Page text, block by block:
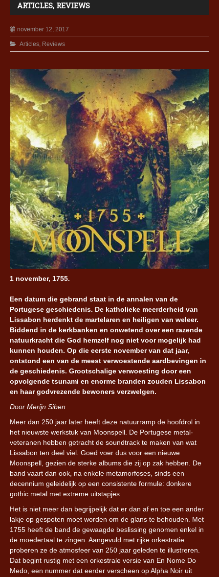
ARTICLES, REVIEWS
november 12, 2017
Articles, Reviews
1 november, 1755.
Een datum die gebrand staat in de annalen van de
Portugese geschiedenis. De katholieke meerderheid van
Lissabon herdenkt de martelaren en heiligen van weleer.
Biddend in de kerkbanken en onwetend over een razende
natuurkracht die God hemzelf nog niet voor mogelijk had
kunnen houden. Op die eerste november van dat jaar,
ontstond een van de meest verwoestende aardbevingen in
de geschiedenis. Grootschalige verwoesting door een
opvolgende tsunami en enorme branden zouden Lissabon
en haar godvrezende bewoners verzwelgen.
Door Merijn Siben
Meer dan 250 jaar later heeft deze natuurramp de hoofdrol in
het nieuwste werkstuk van Moonspell. De Portugese metal-
veteranen hebben getracht de soundtrack te maken van wat
Lissabon ten deel viel. Goed voer dus voor een nieuwe
Moonspell, gezien de sterke albums die zij op zak hebben. De
band vaart dan ook, na enkele metamorfoses, sinds een
decennium geleidelijk op een consistente formule: donkere
gothic metal met extreme uitstapjes.
Het is niet meer dan begrijpelijk dat er dan af en toe een ander
lakje op gespoten moet worden om de glans te behouden. Met
1755 heeft de band de gewaagde beslissing genomen enkel in
de moedertaal te zingen. Aangevuld met rijke orkestratie
proberen ze de atmosfeer van 250 jaar geleden te illustreren.
Dat begint rustig met een orkestrale versie van En Nome Do
Medo, een nummer dat eerder verscheen op Alpha Noir uit